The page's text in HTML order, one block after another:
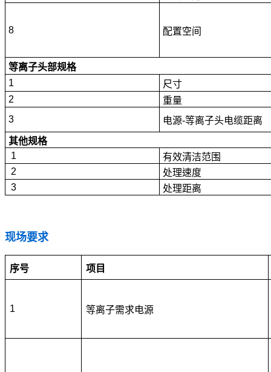
8 配置空间
等离子头部规格
1
尺寸
2
重量
3
电源-等离子头电缆距离
其他规格
1
有效清洁范围
2
处理速度
3
处理距离
现场要求
序号 项目
1 等离子需求电源